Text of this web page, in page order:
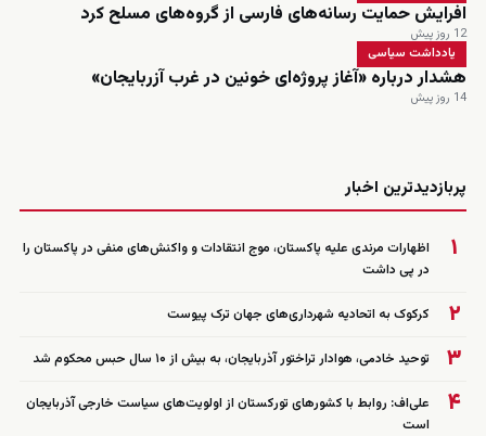
افرایش حمایت رسانه‌های فارسی از گروه‌های مسلح کرد
12 روز پیش
یادداشت سیاسی
هشدار درباره «آغاز پروژه‌ای خونین در غرب آزربایجان»
14 روز پیش
پربازدیدترین اخبار
۱
اظهارات مرندی علیه پاکستان، موج انتقادات و واکنش‌های منفی در پاکستان را
در پی داشت
۲ کرکوک به اتحادیه شهرداری‌های جهان ترک پیوست
۳ توحید خادمی، هوادار تراختور آذربایجان، به بیش از ۱۰ سال حبس محکوم شد
۴
علی‌اف: روابط با کشورهای تورکستان از اولویت‌های سیاست خارجی آذربایجان
است